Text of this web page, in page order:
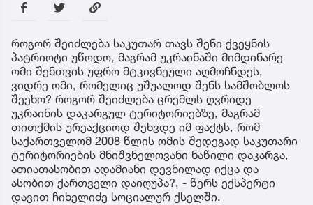
როგორ შეიძლება საკუთარ თავს შენი ქვეყნის
პატრიოტი უწოდო, მაგრამ უკრაინაში მიმდინარე
ომი შენთვის უფრო მტკივნეული აღმოჩნდეს,
ვიდრე ომი, რომელიც უშუალოდ შენს სამშობლოს
შეეხო? როგორ შეიძლება ცრემლს ღვრიდე
უკრაინის დაკარგულ ტერიტორიებზე, მაგრამ
თითქმის ურეაქციოდ შეხვდე იმ ფაქტს, რომ
საქართველომ 2008 წლის ომის შედეგად საკუთარი
ტერიტორიების მნიშვნელოვანი ნაწილი დაკარგა,
ათიათასობით ადამიანი დევნილად იქცა და
ასობით ქართველი დაიღუპა?, - წერს ექსპერტი
დავით ჩიხელიძე სოციალურ ქსელში.